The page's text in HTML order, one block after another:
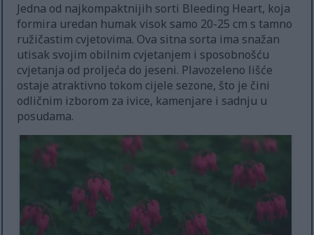
Jedna od najkompaktnijih sorti Bleeding Heart, koja
formira uredan humak visok samo 20-25 cm s tamno
ružičastim cvjetovima. Ova sitna sorta ima snažan
utisak svojim obilnim cvjetanjem i sposobnošću
cvjetanja od proljeća do jeseni. Plavozeleno lišće
ostaje atraktivno tokom cijele sezone, što je čini
odličnim izborom za ivice, kamenjare i sadnju u
posudama.